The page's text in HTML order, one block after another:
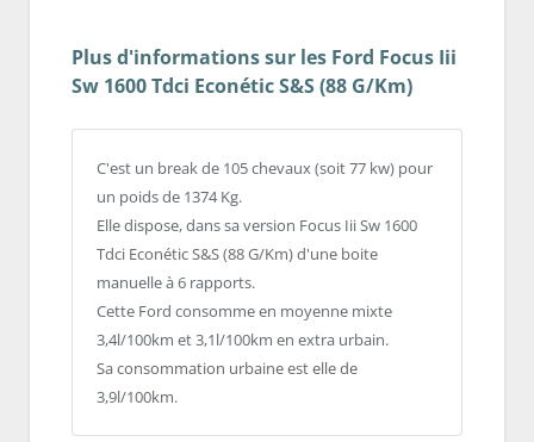
Plus d'informations sur les Ford Focus Iii
Sw 1600 Tdci Econétic S&S (88 G/Km)
C'est un break de 105 chevaux (soit 77 kw) pour
un poids de 1374 Kg.
Elle dispose, dans sa version Focus Iii Sw 1600
Tdci Econétic S&S (88 G/Km) d'une boite
manuelle à 6 rapports.
Cette Ford consomme en moyenne mixte
3,4l/100km et 3,1l/100km en extra urbain.
Sa consommation urbaine est elle de
3,9l/100km.